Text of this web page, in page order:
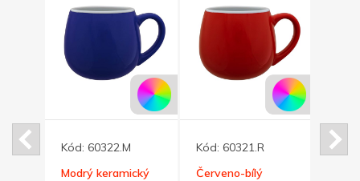
Kód: 60322.M
Modrý keramický
Kód: 60321.R
Červeno-bílý
Kód: